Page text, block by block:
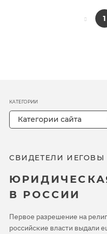
1
СВИДЕТЕЛИ ИЕГОВЫ
В РОССИИ
Первое разрешение на
российские власти выдали
КАТЕГОРИИ
Категории сайта